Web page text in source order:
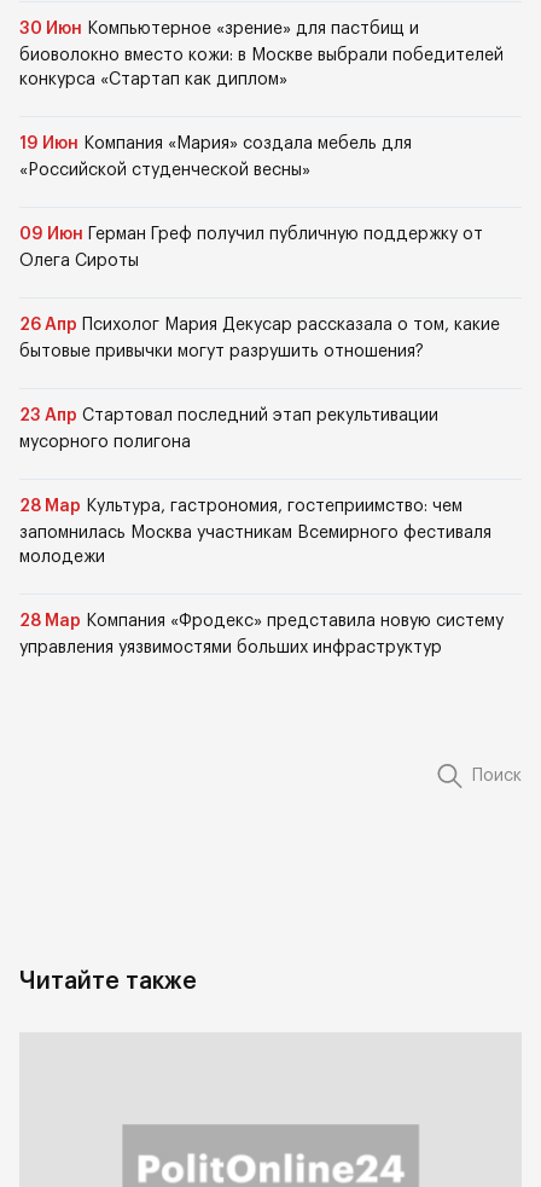
30 Июн Компьютерное «зрение» для пастбищ и
биоволокно вместо кожи: в Москве выбрали победителей
конкурса «Стартап как диплом»
19 Июн Компания «Мария» создала мебель для
«Российской студенческой весны»
09 Июн
Герман Греф получил публичную поддержку от
Олега Сироты
26 Апр
Психолог Мария Декусар рассказала о том, какие
бытовые привычки могут разрушить отношения?
23 Апр Стартовал последний этап рекультивации
мусорного полигона
28 Мар Культура, гастрономия, гостеприимство: чем
запомнилась Москва участникам Всемирного фестиваля
молодежи
28 Мар Компания «Фродекс» представила новую систему
управления уязвимостями больших инфраструктур
Поиск
Читайте также